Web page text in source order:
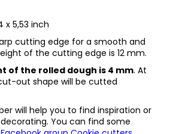
x 5,53 inch
cutting edge for a smooth and
of the cutting edge is 12 mm.
of the rolled dough is 4 mm. At
out shape will be cutted
will help you to find inspiration or
You can find some